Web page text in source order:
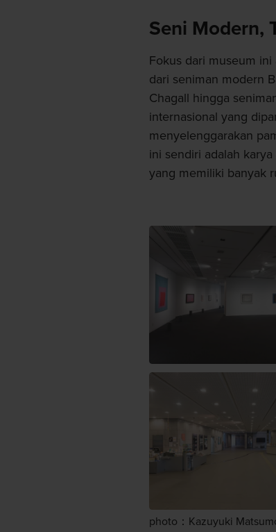
Seni Modern,
Fokus dari museum
dari seniman modern
Chagall hingga
internasional yang
menyelenggarakan
ini sendiri adalah
yang memiliki banyak
photo：Kazuyuki